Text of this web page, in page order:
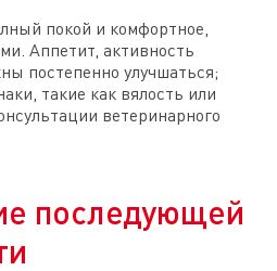
покой и комфортное,
Аппетит, активность
постепенно улучшаться;
такие как вялость или
ветеринарного
последующей